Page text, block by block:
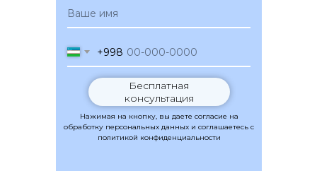
+998
Бесплатная
консультация
Нажимая на кнопку, вы даете согласие на
обработку персональных данных и соглашаетесь c
политикой конфиденциальности